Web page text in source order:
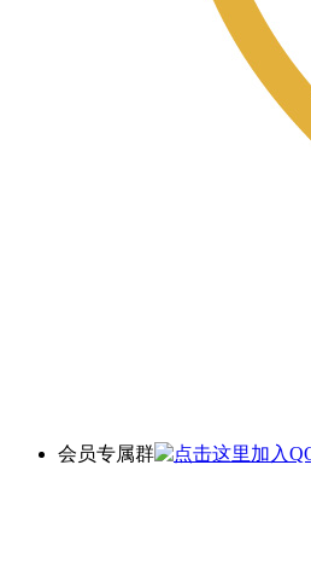
会员专属群